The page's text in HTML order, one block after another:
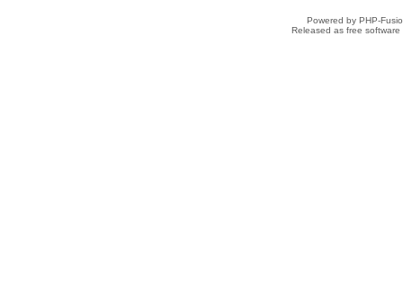
Powered by PHP-
Released as free